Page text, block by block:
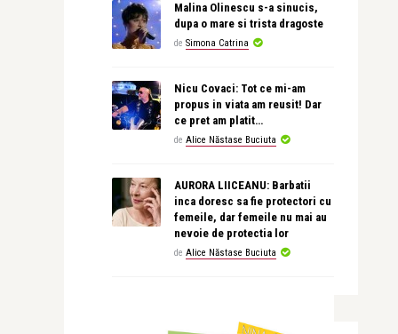
Malina Olinescu s-a sinucis,
dupa o mare si trista dragoste
de Simona Catrina
Nicu Covaci: Tot ce mi-am
propus in viata am reusit! Dar
ce pret am platit…
de Alice Năstase Buciuta
AURORA LIICEANU: Barbatii
inca doresc sa fie protectori cu
femeile, dar femeile nu mai au
nevoie de protectia lor
de Alice Năstase Buciuta